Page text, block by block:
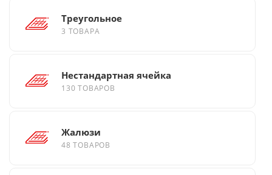
Треугольное
3 ТОВАРА
Нестандартная ячейка
130 ТОВАРОВ
Жалюзи
48 ТОВАРОВ